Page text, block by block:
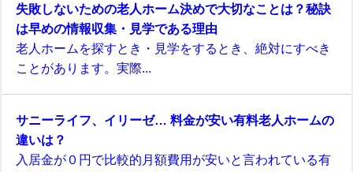
失敗しないための老人ホーム決めで大切なことは？秘訣
は早めの情報収集・見学である理由
老人ホームを探すとき・見学をするとき、絶対にすべき
ことがあります。実際...
サニーライフ、イリーゼ… 料金が安い有料老人ホームの
違いは？
入居金が０円で比較的月額費用が安いと言われている有